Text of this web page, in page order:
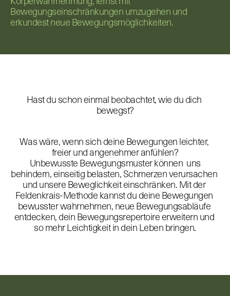
Bewegungseinschränkungen umzugehen und
erkundest neue Bewegungsmöglichkeiten.
Hast du schon einmal beobachtet, wie du dich
bewegst?
Was wäre, wenn sich deine Bewegungen leichter,
freier und angenehmer anfühlen?
behindern, einseitig belasten, Schmerzen verursachen
und unsere Beweglichkeit einschränken. Mit der
Feldenkrais-Methode kannst du deine Bewegungen
bewusster wahrnehmen, neue Bewegungsabläufe
entdecken, dein Bewegungsrepertoire erweitern und
so mehr Leichtigkeit in dein Leben bringen.